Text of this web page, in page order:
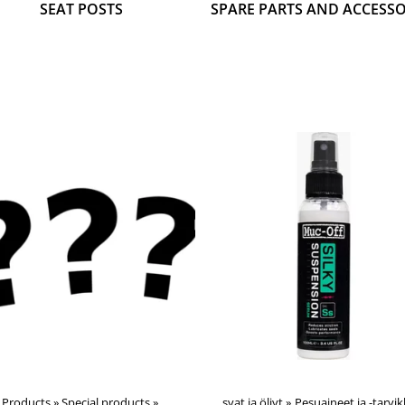
SEAT POSTS SPARE PARTS AND